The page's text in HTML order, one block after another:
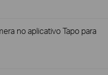
no aplicativo Tapo para